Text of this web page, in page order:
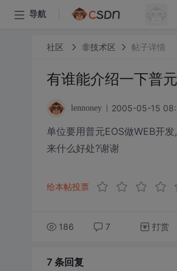
导航
社区 非技术区 帖子详情
有谁能介绍一下普
lennoney 2005-05-15
单位要用普元EOS做WEB开
来什么好处?谢谢
给本帖投票
186 7 打赏
7 条回复